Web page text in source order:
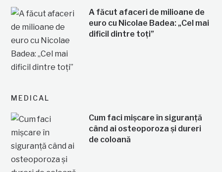
A făcut afaceri de milioane de
euro cu Nicolae Badea: „Cel mai
dificil dintre toți”
MEDICAL
Cum faci mișcare în siguranță
când ai osteoporoza și dureri
de coloană